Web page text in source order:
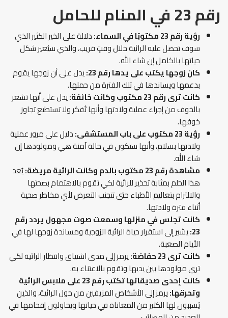
رقم 23 في المنام للحامل
رؤية رقم 23 مكتوبًا في السماء:
دلالة على الخير الكثير الذي
سوف تحصل عليه الرائية خلال وقتٍ قريب، والذي سيُعير شكل
حياتها بالكامل إن شاء الله.
كان زوجها يكتب على يدها رقم 23:
يدل على أن زوجها يقوم
بدعمها ويساندها في تلك الفترة من حملها.
كانت ترى رقم 23 مكتوب وكانت خائفة:
يدل على أنها تشعر
بالخوف من إجراء عملية ولادتها وأنها تُفكر ولا تستطيع تجاوز
خوفها.
رؤية 23 مكتوب على باب المستشفى:
دليل على مرور عملية
ولادتها بسلام، وأنها ستكون في حالة آمنة هي ومولودها إن
شاء الله.
مشاهدة رقم 23 مكتوب بالدم وكانت الرائية مريضة:
يُعد
هذا الحلم بمثابة تحذير للرائية لكي تقوم بالاهتمام بصحتها
والالتزام بتعاليم الأطباء حتى تتجنب التعرض لأي مخاطر صحية
أثناء فترة ولادتها.
كانت تجلس في منزلها وسمعت صوت مجهول يردد رقم
23: يشير إلى استقرار حياة الرائية الزوجية ومساندة زوجها لها في
الأيام الصعبة.
كانت ترى 23 حفاضة:
يرمز إلى مدى اشتياق وانتظار الرائية لكي
ترى مولودها بين يديها وتقوم بالاعتناء به.
كانت إحدى صديقاتها تكتب رقم 23 على ملابس الرائية
وتحرقها:يرمز إلى الأشخاص المزيفين من حول الرائية، والذين
يُسببون لها الكثير من المعاناة في حياتها ويحاولون إقحامها في